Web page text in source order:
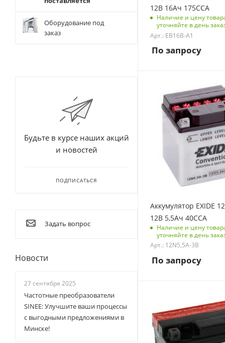
Ток холодной
прокрутки, А
175
Код типоразмера АКБ
MOTO
Полярность клемм
Прямая (+-)
Размеры изделия
(ДхШхВ), мм
160x90x162
12В 16Ач 175CCA
Наличие и цену
уточняйте в день
Арт.: EB16B-A1
По запросу
WET
Напряжение, V
Емкость батарей, Ач
Вес без упаковки, кг
Вес с упаковкой, кг
Ток холодной
прокрутки, А
40
Код типоразмера АКБ
MOTO
Полярность клемм
Обратная (-+)
Размеры изделия
(ДхШхВ), мм
Аккумулятор EXIDE
12В 5,5Ач 40CCA
Наличие и цену
уточняйте в день
Арт.: 12N5,5A-3B
По запросу
Напряжение, V
12
Оборудование под
заказ
Будьте в курсе наших акций
и новостей
ПОДПИСАТЬСЯ
Задать вопрос
Новости
27 сентября 2025
Частотные преобразователи
SINEE: Улучшите ваши процессы
с выгодными предложениями в
Минске!